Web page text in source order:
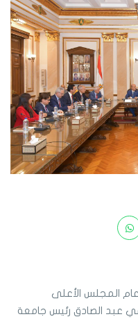
المجلس الأعلى
عبد الصادق رئيس جامعة